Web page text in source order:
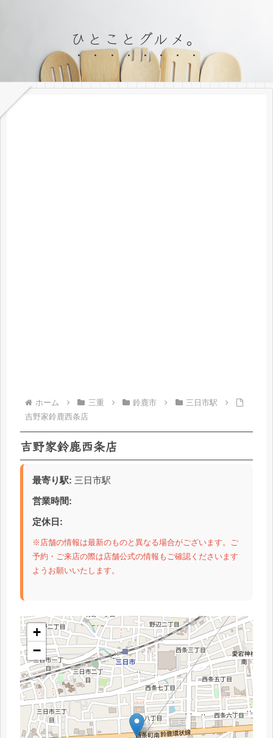
ひとことグルメ。
ホーム 三重 鈴鹿市
三日市駅
吉野家鈴鹿西条店
吉野家鈴鹿西条店
最寄り駅: 三日市駅
営業時間:
定休日:
※店舗の情報は最新のものと異なる場合がございます。ご
予約・ご来店の際は店舗公式の情報もご確認くださいます
ようお願いいたします。
+
−